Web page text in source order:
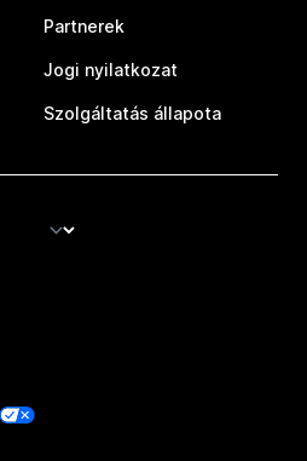
Partnerek
Jogi nyilatkozat
Szolgáltatás állapota